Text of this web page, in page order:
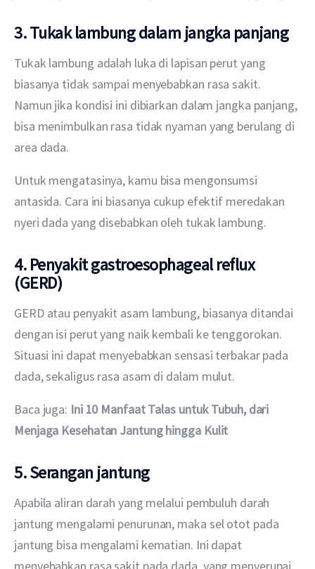
3. Tukak lambung dalam jangka panjang
Tukak lambung adalah luka di lapisan perut yang
biasanya tidak sampai menyebabkan rasa sakit.
Namun jika kondisi ini dibiarkan dalam jangka panjang,
bisa menimbulkan rasa tidak nyaman yang berulang di
area dada.
Untuk mengatasinya, kamu bisa mengonsumsi
antasida. Cara ini biasanya cukup efektif meredakan
nyeri dada yang disebabkan oleh tukak lambung.
4. Penyakit gastroesophageal reflux
(GERD)
GERD atau penyakit asam lambung, biasanya ditandai
dengan isi perut yang naik kembali ke tenggorokan.
Situasi ini dapat menyebabkan sensasi terbakar pada
dada, sekaligus rasa asam di dalam mulut.
Baca juga: Ini 10 Manfaat Talas untuk Tubuh, dari
Menjaga Kesehatan Jantung hingga Kulit
5. Serangan jantung
Apabila aliran darah yang melalui pembuluh darah
jantung mengalami penurunan, maka sel otot pada
jantung bisa mengalami kematian. Ini dapat